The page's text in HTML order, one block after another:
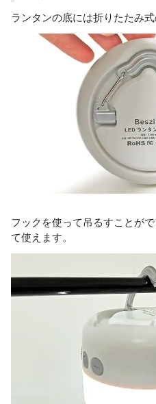
ランタンの底には折りたたみ
フックを使って吊るすことが
て使えます。